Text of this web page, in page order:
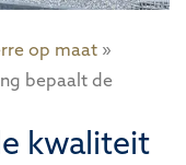
op maat »
bepaalt de
kwaliteit